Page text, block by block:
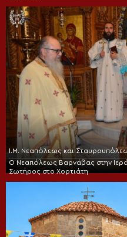
Ι.Μ. Νεαπόλεως και
Ο Νεαπόλεως Βαρνάβας στην
Σωτήρος στο Χορτιάτη